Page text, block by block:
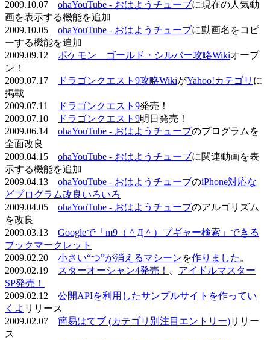
2009.10.07 ohaYouTube - おはようチューブに現在の人気動
画を表示する機能を追加
2009.10.05 ohaYouTube - おはようチューブに動画名をコピ
ーする機能を追加
2009.09.12 ポケモン ゴールド・シルバー攻略Wikiオープ
ン！
2009.07.17
ドラゴンクエスト9攻略WikiがYahoo!カテゴリ に
掲載
2009.07.11
ドラゴンクエスト9発売！
2009.07.10
ドラゴンクエスト9明日発売！
2009.06.14 ohaYouTube - おはようチューブのプログラムを
全面改良
2009.04.15 ohaYouTube - おはようチューブに関連動画を表
示する機能を追加
2009.04.13 ohaYouTube - おはようチューブのiPhone対応な
どプログラム改良いろいろ
2009.04.05 ohaYouTube - おはようチューブのアルゴリズム
を改良
2009.03.13 Googleで「m9（＾Д＾）プギャー検索」できる
ブックマークレット
2009.02.20 小さい“つ”が消えるマシーンを作りました 。
2009.02.19
スターオーシャン4発売！
アイドルマスター
SP発売！
2009.02.12 公開APIを利用したサンプルサイトを作ってい
くよ リリース
2009.02.07 簡易はてブ (カテゴリ別注目エントリー)リリー
ス